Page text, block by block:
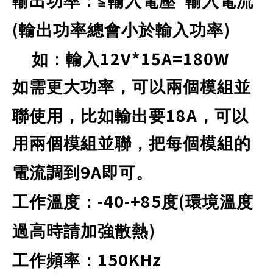
(輸出功率總會小於輸入功率)
如：輸入12V*15A=180W
如需更大功率，可以兩個模組並
聯使用，比如輸出要18A ，可以
用兩個模組並聯，把每個模組的
電流調到 9A即可。
工作溫度： -40-+85度(環境溫度
過高時請加強散熱)
工作頻率： 150KHz